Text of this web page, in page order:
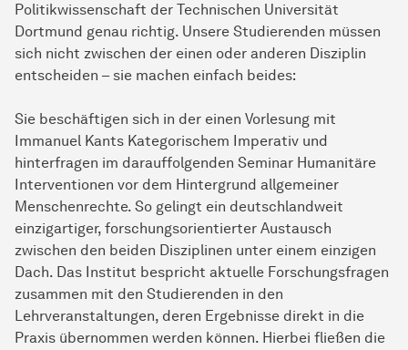
Politikwissenschaft der Technischen Universität
Dortmund genau richtig. Unsere Studierenden müssen
sich nicht zwischen der einen oder anderen Disziplin
entscheiden – sie machen einfach beides:
Sie beschäftigen sich in der einen Vorlesung mit
Immanuel Kants Kategorischem Imperativ und
hinterfragen im darauffolgenden Seminar Humanitäre
Interventionen vor dem Hintergrund allgemeiner
Menschenrechte. So gelingt ein deutschlandweit
einzigartiger, forschungsorientierter Austausch
zwischen den beiden Disziplinen unter einem einzigen
Dach. Das Institut bespricht aktuelle Forschungsfragen
zusammen mit den Studierenden in den
Lehrveranstaltungen, deren Ergebnisse direkt in die
Praxis übernommen werden können. Hierbei fließen die